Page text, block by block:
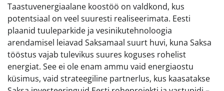
Taastuvenergiaalane koostöö on valdkond, kus
potentsiaal on veel suuresti realiseerimata. Eesti
plaanid tuuleparkide ja vesinikutehnoloogia
arendamisel leiavad Saksamaal suurt huvi, kuna Saksa
tööstus vajab tulevikus suures koguses rohelist
energiat. See ei ole enam ammu vaid energiaostu
küsimus, vaid strateegiline partnerlus, kus kaasatakse